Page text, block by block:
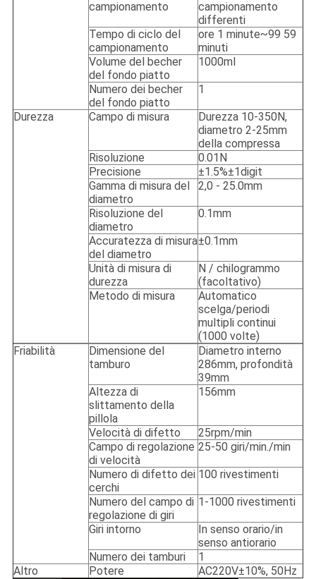
campionamento
campionamento
differenti
Tempo di ciclo del
campionamento
ore 1 minute~99 59
minuti
Volume del becher
del fondo piatto
1000ml
Numero dei becher
del fondo piatto
1
Durezza Campo di misura
Durezza 10-350N,
diametro 2-25mm
della compressa
Risoluzione
0.01N
Precisione
±1.5%±1digit
Gamma di misura del
diametro
2,0 - 25.0mm
Risoluzione del
diametro
0.1mm
Accuratezza di misura
del diametro
±0.1mm
Unità di misura di
durezza
N / chilogrammo
(facoltativo)
Metodo di misura
Automatico
scelga/periodi
multipli continui
(1000 volte)
Friabilità
Dimensione del
tamburo
Diametro interno
286mm, profondità
39mm
Altezza di
slittamento della
pillola
156mm
Velocità di difetto
25rpm/min
Campo di regolazione
di velocità
25-50 giri/min./min
Numero di difetto dei
cerchi
100 rivestimenti
Numero del campo di
regolazione di giri
1-1000 rivestimenti
Giri intorno
In senso orario/in
senso antiorario
Numero dei tamburi
1
Altro
Potere AC220V±10%, 50Hz